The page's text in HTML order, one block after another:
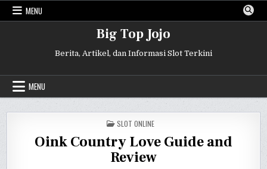
Skip
MENU
Big Top Jojo
Berita, Artikel, dan Informasi Slot Terkini
MENU
POSTED
IN
SLOT ONLINE
Oink Country Love Guide and
Review